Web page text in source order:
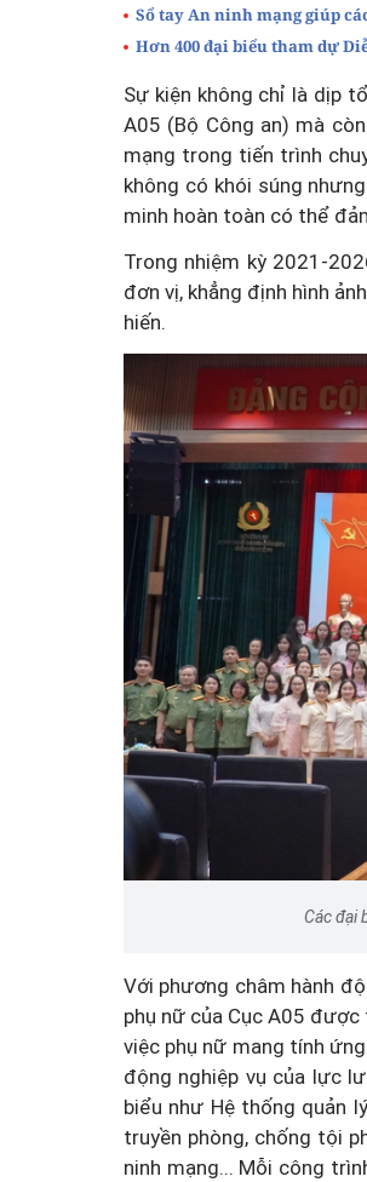
Sổ tay An ninh mạng giúp
Hơn 400 đại biểu tham dự
Sự kiện không chỉ là dịp
A05 (Bộ Công an) mà
mạng trong tiến trình
không có khói súng
minh hoàn toàn có thể
Trong nhiệm kỳ 2021-
đơn vị, khẳng định hình
hiến.
Các đại
Với phương châm hành
phụ nữ của Cục A05 được
việc phụ nữ mang tính
động nghiệp vụ của lực
biểu như Hệ thống quản
truyền phòng, chống tội
ninh mạng... Mỗi công